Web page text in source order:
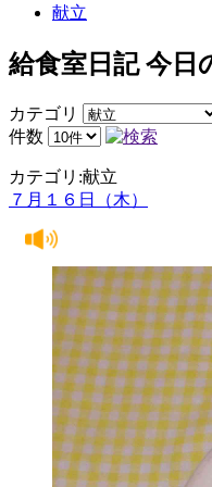
献立
給食室日記 今日
カテゴリ
件数
カテゴリ:献立
７月１６日（木）